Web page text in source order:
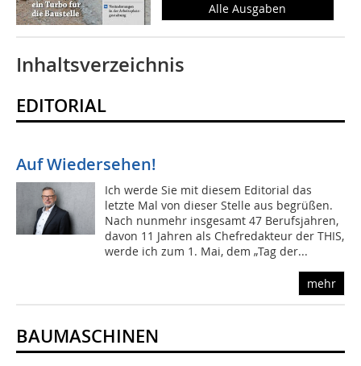
Alle Ausgaben
Inhaltsverzeichnis
EDITORIAL
Auf Wiedersehen!
Ich werde Sie mit diesem Editorial das
letzte Mal von dieser Stelle aus begrüßen.
Nach nunmehr insgesamt 47 Berufsjahren,
davon 11 Jahren als Chefredakteur der THIS,
werde ich zum 1. Mai, dem „Tag der...
mehr
BAUMASCHINEN